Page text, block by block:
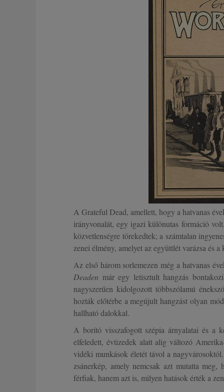
A Grateful Dead, amellett, hogy a hatvanas
irányvonalát, egy igazi különutas formáció
közvetlenségre törekedtek; a számtalan
zenei élmény, amelyet az együttlét varázsa és
Az első három sorlemezen még a hatvanas
Deaden már egy letisztult hangzás
nagyszerűen kidolgozott többszólamú
hozták előtérbe a megújult hangzást olyan
hallható dalokkal.
A borító visszafogott szépia árnyalatai és a
elfeledett, évtizedek alatt alig változó
vidéki munkások életét távol a
zsánerkép, amely nemcsak azt mutatta
férfiak, hanem azt is, milyen hatások érték a